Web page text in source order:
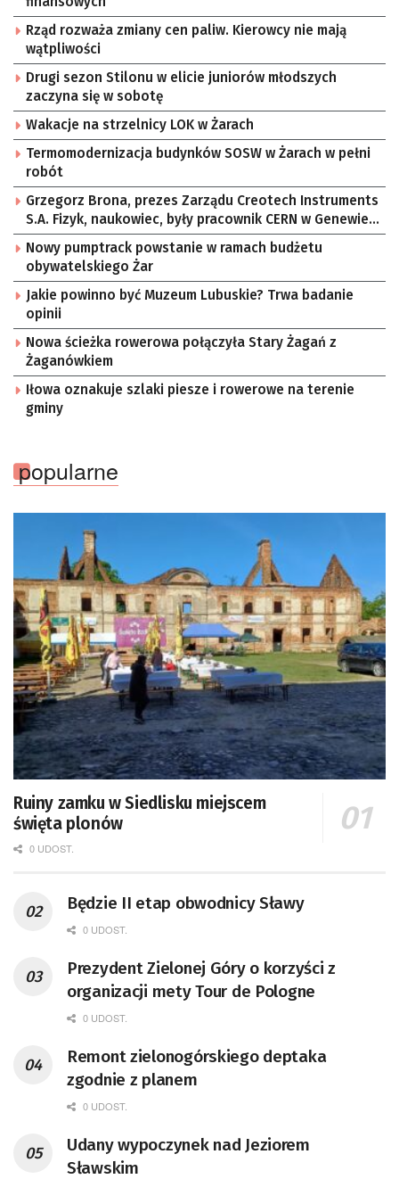
Rząd rozważa zmiany cen paliw. Kierowcy nie mają
wątpliwości
Drugi sezon Stilonu w elicie juniorów młodszych
zaczyna się w sobotę
Wakacje na strzelnicy LOK w Żarach
Termomodernizacja budynków SOSW w Żarach w pełni
robót
Grzegorz Brona, prezes Zarządu Creotech Instruments
S.A. Fizyk, naukowiec, były pracownik CERN w Genewie,
przedsiębiorca i nauczyciel akademicki, doktor
habilitowany nauk fizycznych, koordynator Rady
Sektorowej ds. Kompetencji Przemysłu Lotniczo-
Kosmicznego oraz członek Komitetu Badań
Kosmicznych i Satelitarnych PAN.
Nowy pumptrack powstanie w ramach budżetu
obywatelskiego Żar
Jakie powinno być Muzeum Lubuskie? Trwa badanie
opinii
Nowa ścieżka rowerowa połączyła Stary Żagań z
Żaganówkiem
Iłowa oznakuje szlaki piesze i rowerowe na terenie
gminy
popularne
Ruiny zamku w Siedlisku miejscem
święta plonów
0 UDOST.
Będzie II etap obwodnicy Sławy
0 UDOST.
Prezydent Zielonej Góry o korzyści z
organizacji mety Tour de Pologne
0 UDOST.
Remont zielonogórskiego deptaka
zgodnie z planem
0 UDOST.
Udany wypoczynek nad Jeziorem
Sławskim